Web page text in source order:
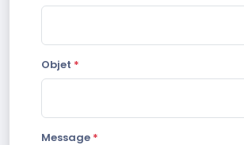
Objet *
Message *